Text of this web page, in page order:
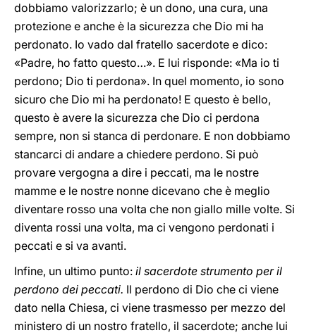
dobbiamo valorizzarlo; è un dono, una cura, una
protezione e anche è la sicurezza che Dio mi ha
perdonato. Io vado dal fratello sacerdote e dico:
«Padre, ho fatto questo…». E lui risponde: «Ma io ti
perdono; Dio ti perdona». In quel momento, io sono
sicuro che Dio mi ha perdonato! E questo è bello,
questo è avere la sicurezza che Dio ci perdona
sempre, non si stanca di perdonare. E non dobbiamo
stancarci di andare a chiedere perdono. Si può
provare vergogna a dire i peccati, ma le nostre
mamme e le nostre nonne dicevano che è meglio
diventare rosso una volta che non giallo mille volte. Si
diventa rossi una volta, ma ci vengono perdonati i
peccati e si va avanti.
Infine, un ultimo punto: il sacerdote strumento per il
perdono dei peccati. Il perdono di Dio che ci viene
dato nella Chiesa, ci viene trasmesso per mezzo del
ministero di un nostro fratello, il sacerdote; anche lui